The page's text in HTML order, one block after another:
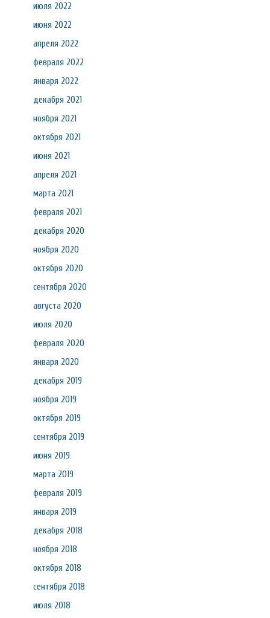
июля 2022
июня 2022
апреля 2022
февраля 2022
января 2022
декабря 2021
ноября 2021
октября 2021
июня 2021
апреля 2021
марта 2021
февраля 2021
декабря 2020
ноября 2020
октября 2020
сентября 2020
августа 2020
июля 2020
февраля 2020
января 2020
декабря 2019
ноября 2019
октября 2019
сентября 2019
июня 2019
марта 2019
февраля 2019
января 2019
декабря 2018
ноября 2018
октября 2018
сентября 2018
июля 2018